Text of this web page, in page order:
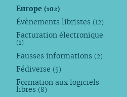
Europe(102)
Évènements libristes (12)
Facturation électronique
(1)
Fausses informations (2)
Fédiverse (5)
Formation aux logiciels
libres (8)